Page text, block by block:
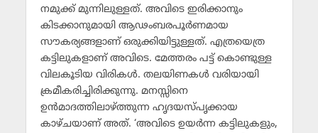
നമുക്ക് മുന്നിലുള്ളത്. അവിടെ ഇരിക്കാനും
കിടക്കാനുമായി ആഢംബരപൂര്‍ണമായ
സൗകര്യങ്ങളാണ് ഒരുക്കിയിട്ടുള്ളത്. എത്രയെത്ര
കട്ടിലുകളാണ് അവിടെ. മേത്തരം പട്ട് കൊണ്ടുള്ള
വിലകൂടിയ വിരികള്‍. തലയിണകള്‍ വരിയായി
ക്രമീകരിച്ചിരിക്കുന്നു. മനസ്സിനെ
ഉന്‍മാദത്തിലാഴ്ത്തുന്ന ഹൃദയസ്പൃക്കായ
കാഴ്ചയാണ് അത്. ‘അവിടെ ഉയര്‍ന്ന കട്ടിലുകളും,